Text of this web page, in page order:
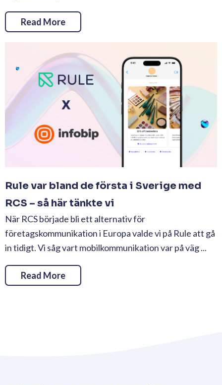
Read More
Rule var bland de första i Sverige med
RCS – så här tänkte vi
När RCS började bli ett alternativ för
företagskommunikation i Europa valde vi på Rule att gå
in tidigt. Vi såg vart mobilkommunikation var på väg ...
Read More